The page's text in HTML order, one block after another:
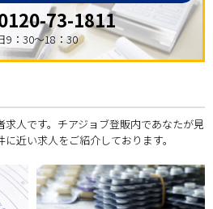
73-1811
9：30～18：30
人です。チアジョブ登販内であなたが見
近い求人をご紹介しております。